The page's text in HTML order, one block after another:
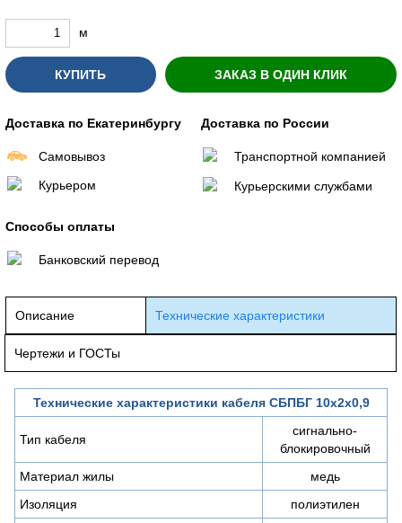
м
КУПИТЬ ЗАКАЗ В ОДИН КЛИК
Доставка по Екатеринбургу
Самовывоз
Курьером
Доставка по России
Транспортной компанией
Курьерскими службами
Способы оплаты
Банковский перевод
Описание Технические характеристики
Чертежи и ГОСТы
Технические характеристики кабеля СБПБГ 10х2х0,9
Тип кабеля
сигнально-
блокировочный
Материал жилы
медь
Изоляция
полиэтилен